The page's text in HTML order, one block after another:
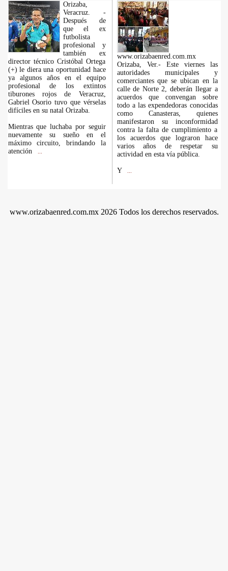
Orizaba,
Veracruz. -
Después de
que el ex
futbolista
profesional y
también ex
director técnico Cristóbal Ortega
(+) le diera una oportunidad hace
ya algunos años en el equipo
profesional de los extintos
tiburones rojos de Veracruz,
Gabriel Osorio tuvo que vérselas
difíciles en su natal Orizaba.
Mientras que luchaba por seguir
nuevamente su sueño en el
máximo circuito, brindando la
atención
www.orizabaenred.com.mx
Orizaba, Ver.- Este viernes las
autoridades municipales y
comerciantes que se ubican en la
calle de Norte 2, deberán llegar a
acuerdos que convengan sobre
todo a las expendedoras conocidas
como Canasteras, quienes
manifestaron su inconformidad
contra la falta de cumplimiento a
los acuerdos que lograron hace
varios años de respetar su
actividad en esta vía pública.
Y
www.orizabaenred.com.mx 2026 Todos los derechos reservados.